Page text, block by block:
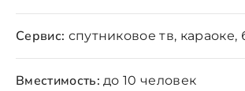
Сервис: спутниковое тв, караоке,
Вместимость: до 10 человек